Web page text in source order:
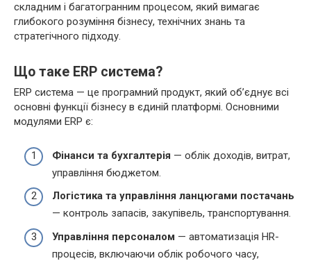
складним і багатогранним процесом, який вимагає
глибокого розуміння бізнесу, технічних знань та
стратегічного підходу.
Що таке ERP система?
ERP система — це програмний продукт, який об’єднує всі
основні функції бізнесу в єдиній платформі. Основними
модулями ERP є:
Фінанси та бухгалтерія — облік доходів, витрат,
управління бюджетом.
Логістика та управління ланцюгами постачань
— контроль запасів, закупівель, транспортування.
Управління персоналом — автоматизація HR-
процесів, включаючи облік робочого часу,